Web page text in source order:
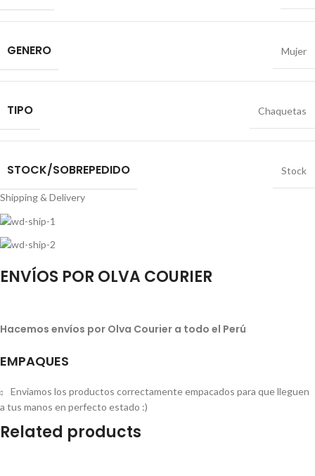
GENERO Mujer
TIPO Chaquetas
STOCK/SOBREPEDIDO Stock
Shipping & Delivery
ENVÍOS POR OLVA COURIER
Hacemos envíos por Olva Courier a todo el Perú
EMPAQUES
Enviamos los productos correctamente empacados para que lleguen
a tus manos en perfecto estado :)
Related products